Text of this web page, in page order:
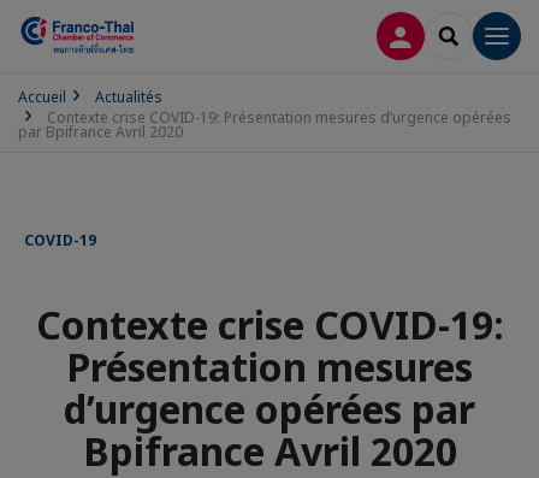
CONNEXION
Accueil
Actualités
Contexte crise COVID-19: Présentation mesures d’urgence opérées
par Bpifrance Avril 2020
COVID-19
Contexte crise COVID-19:
Présentation mesures
d’urgence opérées par
Bpifrance Avril 2020